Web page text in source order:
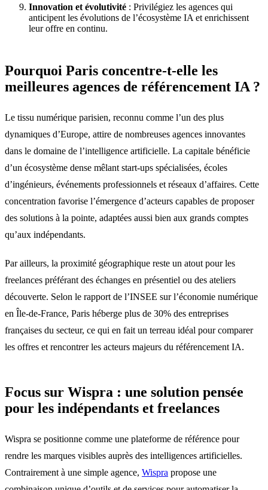
Innovation et évolutivité : Privilégiez les agences qui
anticipent les évolutions de l’écosystème IA et enrichissent
leur offre en continu.
Pourquoi Paris concentre-t-elle les
meilleures agences de référencement IA ?
Le tissu numérique parisien, reconnu comme l’un des plus
dynamiques d’Europe, attire de nombreuses agences innovantes
dans le domaine de l’intelligence artificielle. La capitale bénéficie
d’un écosystème dense mêlant start-ups spécialisées, écoles
d’ingénieurs, événements professionnels et réseaux d’affaires. Cette
concentration favorise l’émergence d’acteurs capables de proposer
des solutions à la pointe, adaptées aussi bien aux grands comptes
qu’aux indépendants.
Par ailleurs, la proximité géographique reste un atout pour les
freelances préférant des échanges en présentiel ou des ateliers
découverte. Selon le rapport de l’INSEE sur l’économie numérique
en Île-de-France, Paris héberge plus de 30% des entreprises
françaises du secteur, ce qui en fait un terreau idéal pour comparer
les offres et rencontrer les acteurs majeurs du référencement IA.
Focus sur Wispra : une solution pensée
pour les indépendants et freelances
Wispra se positionne comme une plateforme de référence pour
rendre les marques visibles auprès des intelligences artificielles.
Contrairement à une simple agence, Wispra propose une